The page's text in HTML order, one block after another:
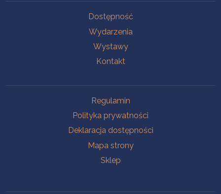
Dostępność
Wydarzenia
Wystawy
Kontakt
Regulamin
Polityka prywatności
Deklaracja dostępności
Mapa strony
Sklep